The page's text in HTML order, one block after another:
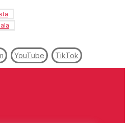
YouTube TikTok